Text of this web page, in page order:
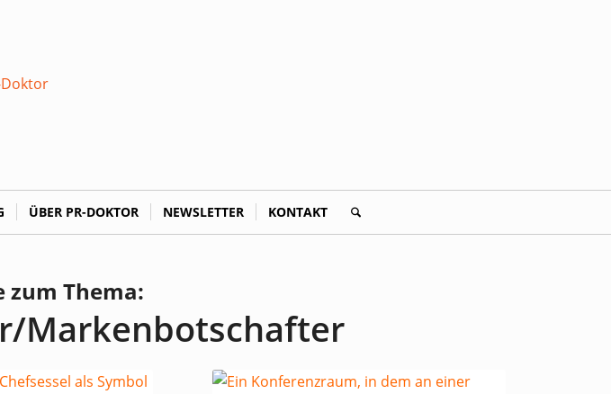
ÜBER PR-DOKTOR NEWSLETTER KONTAKT
zum Thema:
Markenbotschafter